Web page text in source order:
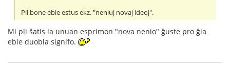
Pli bone eble estus ekz. "neniuj novaj ideoj".
Mi pli ŝatis la unuan esprimon "nova nenio" ĝuste pro ĝia
eble duobla signifo.